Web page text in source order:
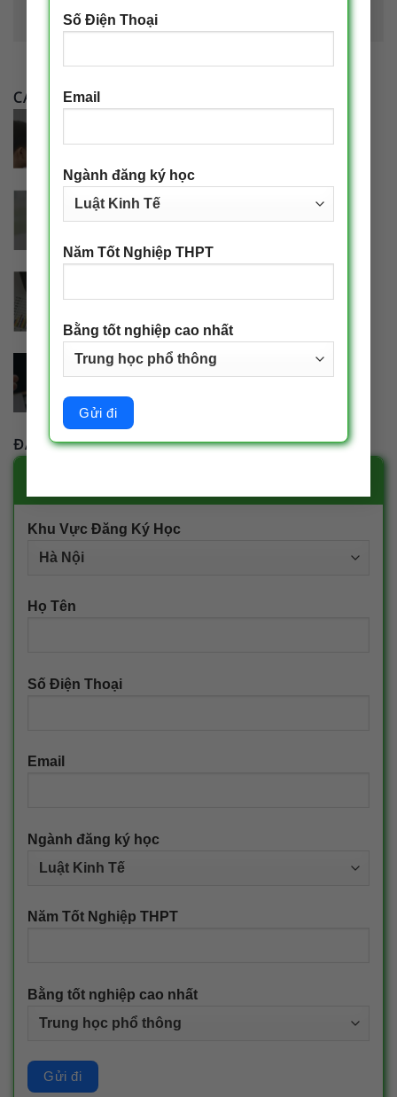
Số Điện Thoại
Email
Ngành đăng ký học
Năm Tốt Nghiệp THPT
Bằng tốt nghiệp cao nhất
CÁC NGÀNH ĐÀO TẠO
ĐĂNG KÝ TƯ VẤN
Khu Vực Đăng Ký Học
Họ Tên
Số Điện Thoại
Email
Ngành đăng ký học
Năm Tốt Nghiệp THPT
Bằng tốt nghiệp cao nhất